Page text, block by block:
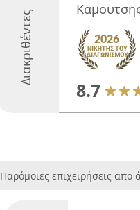
Διακριθέντες
8.7
Παρόμοιες επιχειρήσεις απο